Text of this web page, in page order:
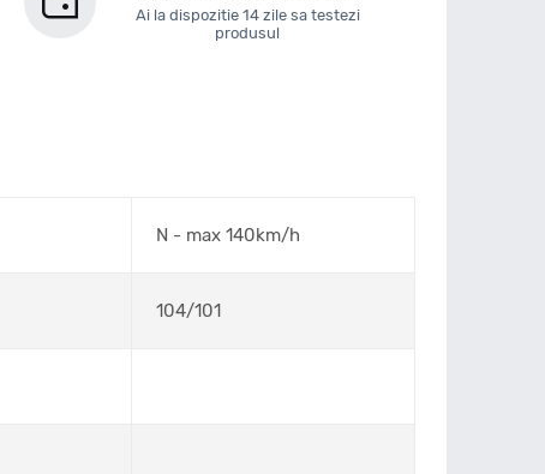
Ai la dispozitie 14 zile sa testezi
produsul
N - max 140km/h
104/101